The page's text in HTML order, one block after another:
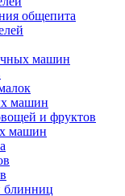
общепита
машин
машин
и фруктов
машин
блинниц